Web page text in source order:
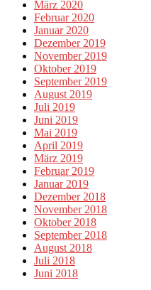
März 2020
Februar 2020
Januar 2020
Dezember 2019
November 2019
Oktober 2019
September 2019
August 2019
Juli 2019
Juni 2019
Mai 2019
April 2019
März 2019
Februar 2019
Januar 2019
Dezember 2018
November 2018
Oktober 2018
September 2018
August 2018
Juli 2018
Juni 2018